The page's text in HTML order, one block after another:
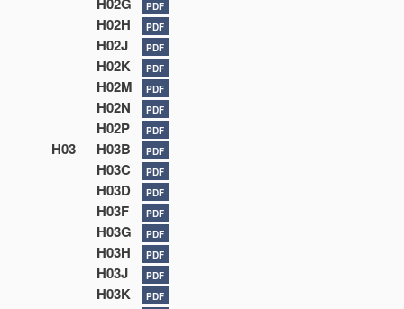
PDF
H02H PDF
H02J PDF
H02K PDF
H02M PDF
H02N PDF
H02P PDF
H03 H03B PDF
H03C PDF
H03D PDF
H03F PDF
H03G PDF
H03H PDF
H03J PDF
H03K PDF